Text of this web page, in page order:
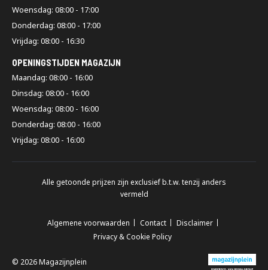
Woensdag: 08:00 - 17:00
Donderdag: 08:00 - 17:00
Vrijdag: 08:00 - 16:30
OPENINGSTIJDEN MAGAZIJN
Maandag: 08:00 - 16:00
Dinsdag: 08:00 - 16:00
Woensdag: 08:00 - 16:00
Donderdag: 08:00 - 16:00
Vrijdag: 08:00 - 16:00
Alle getoonde prijzen zijn exclusief b.t.w. tenzij anders
vermeld
Algemene voorwaarden Contact
Disclaimer
Privacy & Cookie Policy
© 2026 Magazijnplein